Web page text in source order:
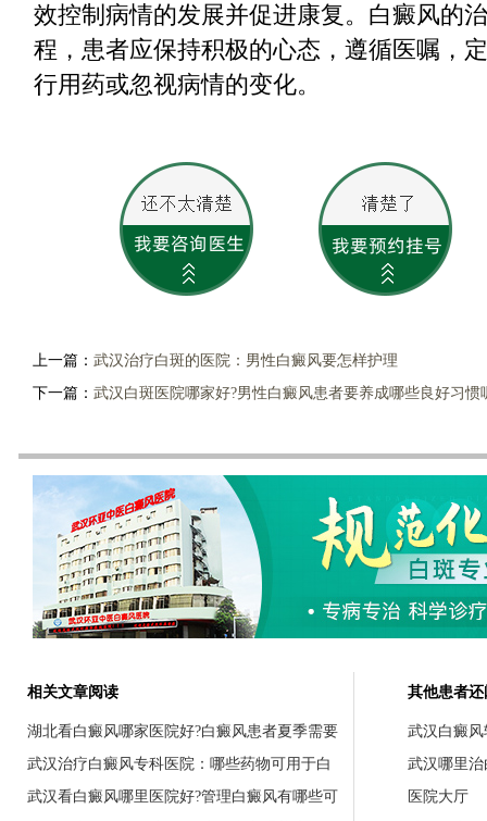
效控制病情的发展并促进康复。白癜风的
程，患者应保持积极的心态，遵循医嘱，
行用药或忽视病情的变化。
上一篇： 武汉治疗白斑的医院：男性白癜风要怎样护理
下一篇： 武汉白斑医院哪家好?男性白癜风患者要养成哪些良好习惯
相关文章阅读
湖北看白癜风哪家医院好?白癜风患者夏季需要
武汉治疗白癜风专科医院：哪些药物可用于白
武汉看白癜风哪里医院好?管理白癜风有哪些可
其他患者
武汉白癜
武汉哪里
医院大厅